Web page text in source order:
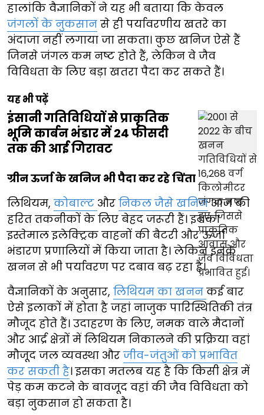
हालांकि वैज्ञानिकों ने यह भी बताया कि केवल
जंगलों के नुकसान से ही पर्यावरणीय खतरे का
अंदाजा नहीं लगाया जा सकता। कुछ खनिज ऐसे हैं
जिनसे जंगल कम नष्ट होते हैं, लेकिन वे जैव
विविधता के लिए बड़ा खतरा पैदा कर सकते हैं।
यह भी पढ़ें
इंसानी गतिविधियों से प्राकृतिक
भूमि कार्बन भंडार में 24 फीसदी
तक की आई गिरावट
ग्रीन ऊर्जा के खनिज भी पैदा कर रहे चिंता
लिथियम, कोबाल्ट और निकल जैसे खनिजआज की
हरित तकनीकों के लिए बेहद जरूरी हैं। इनका
इस्तेमाल इलेक्ट्रिक वाहनों की बैटरी और ऊर्जा
भंडारण प्रणालियों में किया जाता है। लेकिन इनके
खनन से भी पर्यावरण पर दबाव बढ़ रहा है।
वैज्ञानिकों के अनुसार, लिथियम का खनन कई बार
ऐसे इलाकों में होता है जहां नाजुक पारिस्थितिकी तंत्र
मौजूद होते हैं। उदाहरण के लिए, नमक वाले मैदानों
और आर्द्र क्षेत्रों में लिथियम निकालने की प्रक्रिया वहां
मौजूद जल व्यवस्था और जीव-जंतुओं को प्रभावित
कर सकती है। इसका मतलब यह है कि किसी क्षेत्र में
पेड़ कम कटने के बावजूद वहां की जैव विविधता को
बड़ा नुकसान हो सकता है।